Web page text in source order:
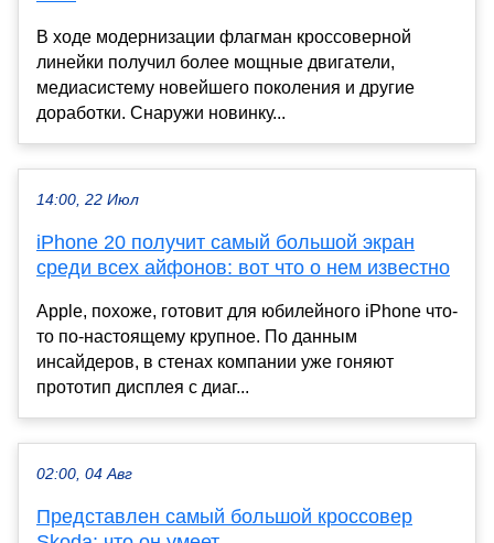
В ходе модернизации флагман кроссоверной
линейки получил более мощные двигатели,
медиасистему новейшего поколения и другие
доработки. Снаружи новинку...
14:00, 22 Июл
iPhone 20 получит самый большой экран
среди всех айфонов: вот что о нем известно
Apple, похоже, готовит для юбилейного iPhone что-
то по-настоящему крупное. По данным
инсайдеров, в стенах компании уже гоняют
прототип дисплея с диаг...
02:00, 04 Авг
Представлен самый большой кроссовер